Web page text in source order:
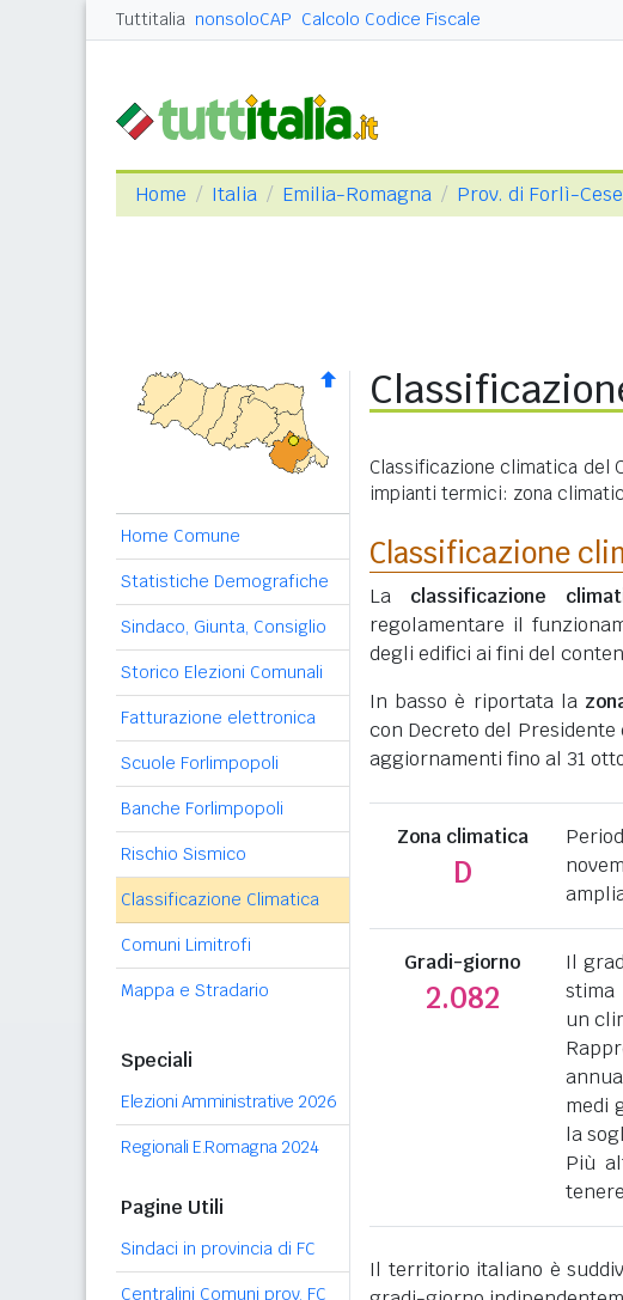
Tuttitalia nonsoloCAP Calcolo Codice Fiscale
Home Italia Emilia-Romagna Prov. di Forlì-
Home Comune
Statistiche Demografiche
Sindaco, Giunta, Consiglio
Storico Elezioni Comunali
Fatturazione elettronica
Scuole Forlimpopoli
Banche Forlimpopoli
Rischio Sismico
Classificazione Climatica
Comuni Limitrofi
Mappa e Stradario
Speciali
Elezioni Amministrative 2026
Regionali E.Romagna 2024
Pagine Utili
Sindaci in provincia di FC
Centralini Comuni prov. FC
Classificazione climatica del
impianti termici: zona
Classificazione
La classificazione
regolamentare il
degli edifici ai fini del
In basso è riportata la
con Decreto del Presidente
aggiornamenti fino al 31
Zona climatica
D
Gradi-giorno
2.082
Il
stima
un
medi
la
Più
Il territorio italiano è